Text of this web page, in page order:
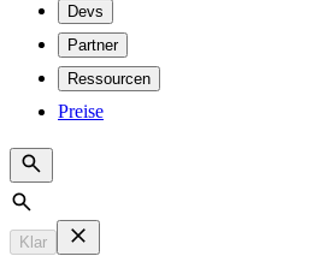
Devs
Partner
Ressourcen
Preise
Search
Klar